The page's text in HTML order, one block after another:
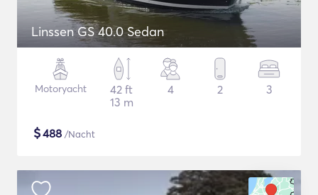
Linssen GS 40.0 Sedan
Motoryacht
42 ft
13 m
4 2 3
$488 /Nacht